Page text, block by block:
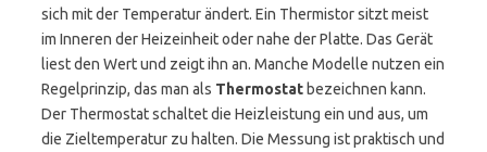
sich mit der Temperatur ändert. Ein Thermistor sitzt meist
im Inneren der Heizeinheit oder nahe der Platte. Das Gerät
liest den Wert und zeigt ihn an. Manche Modelle nutzen ein
Regelprinzip, das man als Thermostat bezeichnen kann.
Der Thermostat schaltet die Heizleistung ein und aus, um
die Zieltemperatur zu halten. Die Messung ist praktisch und